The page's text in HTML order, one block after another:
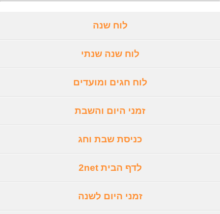
לוח שנה
לוח שנה שנתי
לוח חגים ומועדים
זמני היום והשבת
כניסת שבת וחג
לדף הבית 2net
זמני היום לשנה